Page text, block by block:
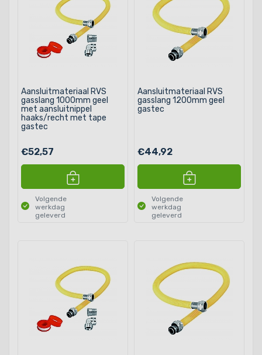
Aansluitmateriaal RVS
gasslang 1000mm geel
met aansluitnippel
haaks/recht met tape
gastec
€52,57
Volgende
werkdag
geleverd
Aansluitmateriaal RVS
gasslang 1200mm geel
gastec
€44,92
Volgende
werkdag
geleverd